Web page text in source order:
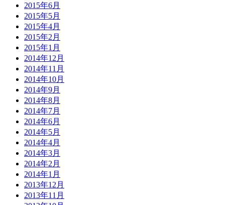
2015年6月
2015年5月
2015年4月
2015年2月
2015年1月
2014年12月
2014年11月
2014年10月
2014年9月
2014年8月
2014年7月
2014年6月
2014年5月
2014年4月
2014年3月
2014年2月
2014年1月
2013年12月
2013年11月